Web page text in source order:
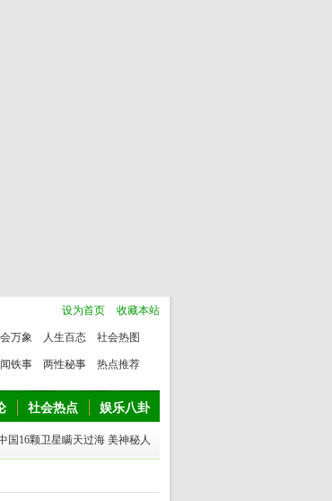
设为首页 收藏本站
万象 人生百态 社会热图
铁事 两性秘事 热点推荐
社会热点 娱乐八卦
国16颗卫星瞒天过海 美神秘人